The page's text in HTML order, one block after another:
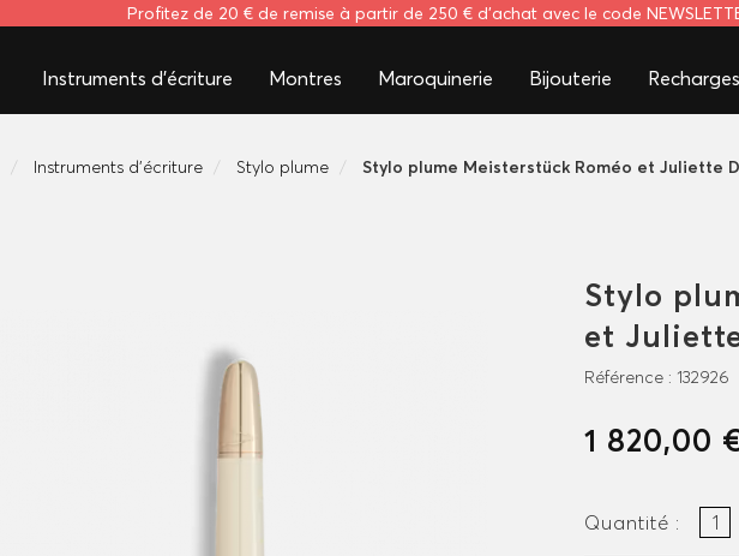
Profitez de 20 € de remise à partir de 250 € d'achat avec le code
Instruments d'écriture Montres Maroquinerie Bijouterie Recharges
Instruments d'écriture Stylo plume Stylo plume Meisterstück Roméo et Juliette
Stylo
et
Référence : 132926
1 820,00
Quantité :